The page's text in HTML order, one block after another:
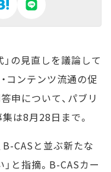
の見直しを議論して
コンテンツ流通の促
申について、パブリ
は8月28日まで。
B-CASと並ぶ新たな
と指摘。B-CASカー